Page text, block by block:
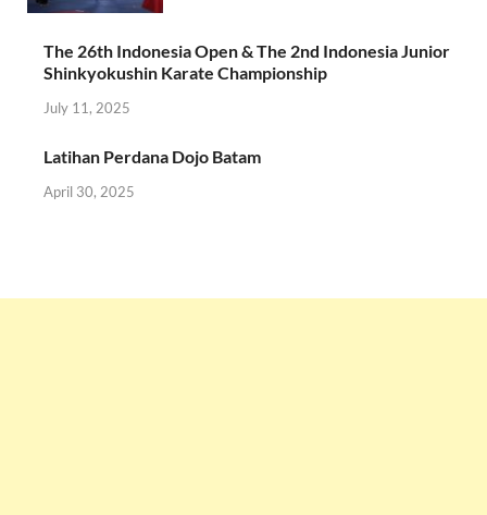
The 26th Indonesia Open & The 2nd Indonesia Junior
Shinkyokushin Karate Championship
July 11, 2025
Latihan Perdana Dojo Batam
April 30, 2025